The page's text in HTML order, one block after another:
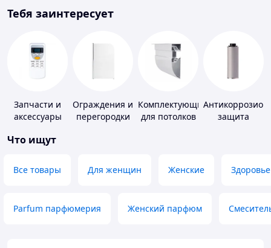
Тебя заинтересует
Запчасти и
аксессуары
кондиционеров
Ограждения и
перегородки
Комплектующие
для потолков
защита
Что ищут
Все товары Для женщин Женские Здоровье
Parfum парфюмерия Женский парфюм